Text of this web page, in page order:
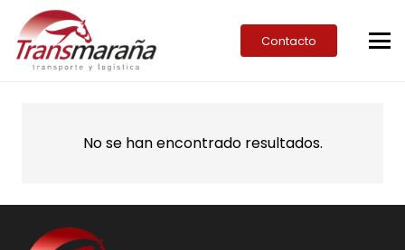
Contacto
No se han encontrado resultados.